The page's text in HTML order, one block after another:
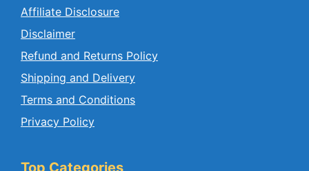
Affiliate Disclosure
Disclaimer
Refund and Returns Policy
Shipping and Delivery
Terms and Conditions
Privacy Policy
Top Categories